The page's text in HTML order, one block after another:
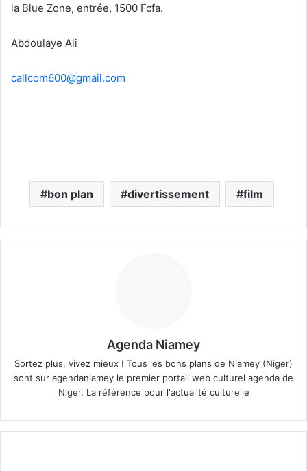
la Blue Zone, entrée, 1500 Fcfa.
Abdoulaye Ali
callcom600@gmail.com
bon plan divertissement film
Agenda Niamey
Sortez plus, vivez mieux ! Tous les bons plans de Niamey (Niger)
sont sur agendaniamey le premier portail web culturel agenda de
Niger. La référence pour l'actualité culturelle